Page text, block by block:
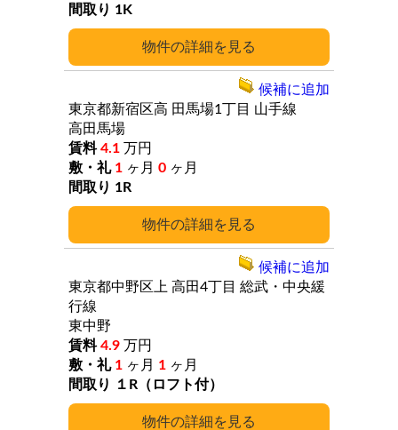
詳細
1K
詳細
東京都新宿区高 田馬場1丁目 山手線
高田馬場
4.1 万円
1 ヶ月 0 ヶ月
1R
候補に追加
詳細
東京都中野区上 高田4丁目 総武・中央緩
行線
東中野
4.9 万円
1 ヶ月 1 ヶ月
１R（ロフト付）
候補に追加